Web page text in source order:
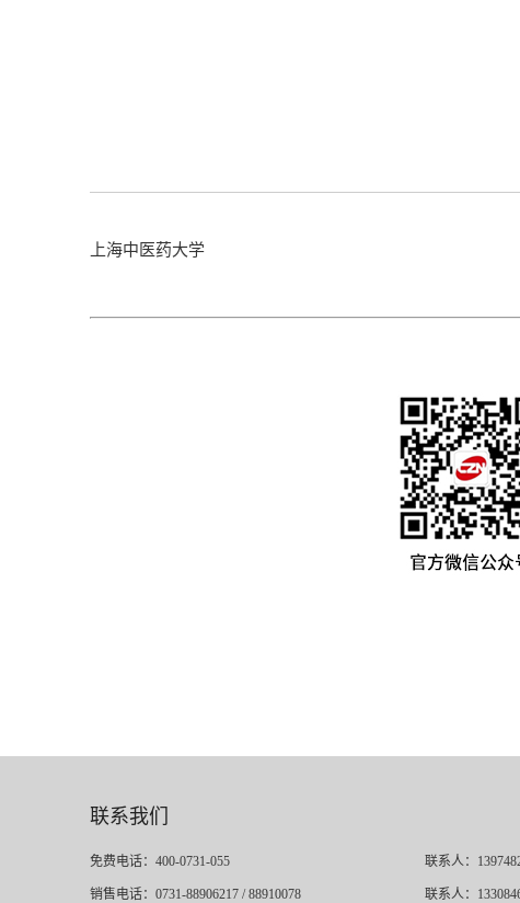
上海中医药大学
联系我们
免费电话：400-0731-055
销售电话：0731-88906217 / 88910078
联系人：
联系人：